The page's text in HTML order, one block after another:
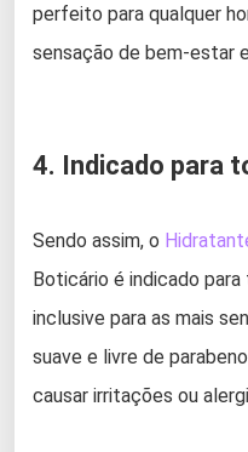
perfeito para qualquer
sensação de bem-estar
4. Indicado para
Sendo assim, o
Boticário é indicado
inclusive para as mais
suave e livre de
causar irritações ou